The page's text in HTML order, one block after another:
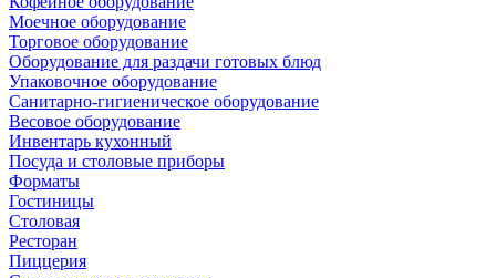
Моечное оборудование
Торговое оборудование
Оборудование для раздачи готовых блюд
Упаковочное оборудование
Санитарно-гигиеническое оборудование
Весовое оборудование
Инвентарь кухонный
Посуда и столовые приборы
Форматы
Гостиницы
Столовая
Ресторан
Пиццерия